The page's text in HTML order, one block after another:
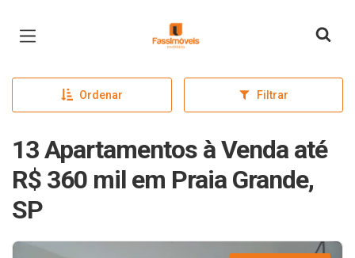
Página inicial
Ordenar Filtrar
13 Apartamentos à Venda até
R$ 360 mil em Praia Grande,
SP